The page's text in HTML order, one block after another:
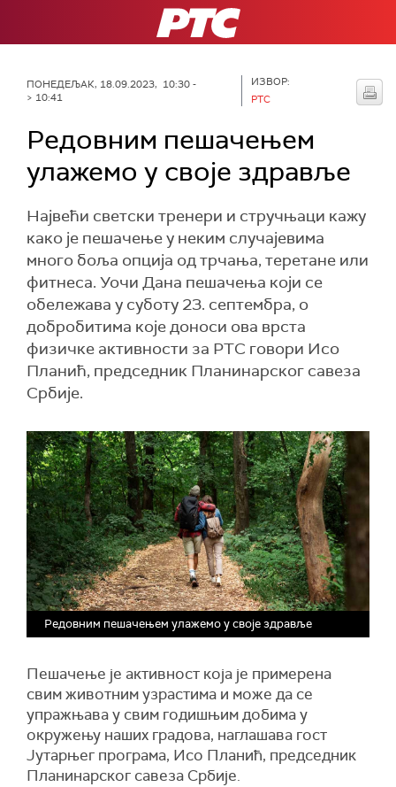
РТС
ПОНЕДЕЉАК, 18.09.2023, 10:30 -
> 10:41
ИЗВОР:
РТС
Редовним пешачењем
улажемо у своје здравље
Највећи светски тренери и стручњаци кажу
како је пешачење у неким случајевима
много боља опција од трчања, теретане или
фитнеса. Уочи Дана пешачења који се
обележава у суботу 23. септембра, о
добробитима које доноси ова врста
физичке активности за РТС говори Исо
Планић, председник Планинарског савеза
Србије.
Редовним пешачењем улажемо у своје здравље
Пешачење је активност која је примерена
свим животним узрастима и може да се
упражњава у свим годишњим добима у
окружењу наших градова, наглашава гост
Јутарњег програма, Исо Планић, председник
Планинарског савеза Србије.